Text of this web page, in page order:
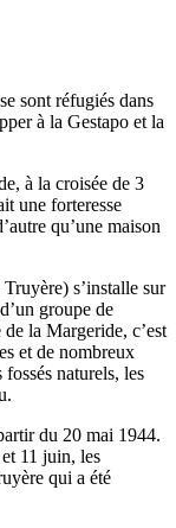
sont réfugiés dans
à la Gestapo et la
à la croisée de 3
une forteresse
qu’une maison
s’installe sur
groupe de
la Margeride, c’est
et de nombreux
naturels, les
du 20 mai 1944.
11 juin, les
qui a été